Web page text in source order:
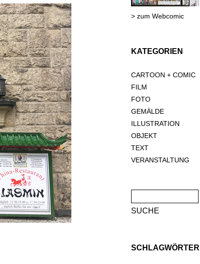
> zum Webcomic
KATEGORIEN
CARTOON + COMIC
FILM
FOTO
GEMÄLDE
ILLUSTRATION
OBJEKT
TEXT
VERANSTALTUNG
nach:
SCHLAGWÖRTER